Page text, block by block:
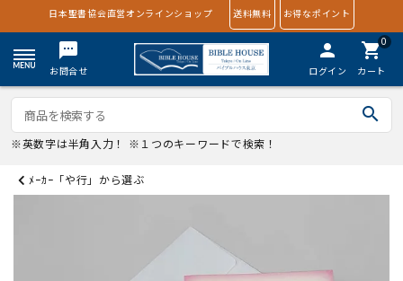
日本聖書協会直営オンラインショップ 送料無料 お得なポイント
textsms
お問合せ
person
ログイン
0
shopping_cart
カート
search
※英数字は半角入力！ ※１つのキーワードで検索！
ﾒｰｶｰ「や行」から選ぶ